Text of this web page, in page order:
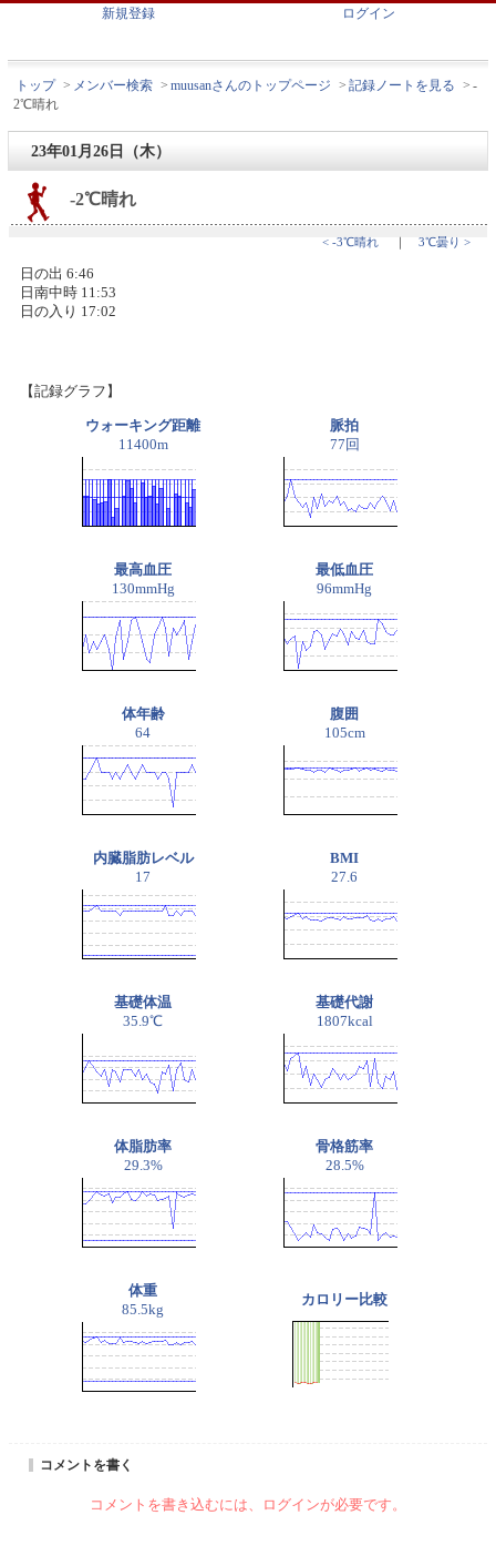
新規登録 ログイン
トップ > メンバー検索 > muusanさんのトップページ > 記録ノートを見る > -
2℃晴れ
23年01月26日（木）
-2℃晴れ
< -3℃晴れ ｜ 3℃曇り >
日の出 6:46
日南中時 11:53
日の入り 17:02
【記録グラフ】
ウォーキング距離
11400m
脈拍
77回
最高血圧
130mmHg
最低血圧
96mmHg
体年齢
64
腹囲
105cm
内臓脂肪レベル
17
BMI
27.6
基礎体温
35.9℃
基礎代謝
1807kcal
体脂肪率
29.3%
骨格筋率
28.5%
体重
85.5kg
カロリー比較
コメントを書く
コメントを書き込むには、ログインが必要です。